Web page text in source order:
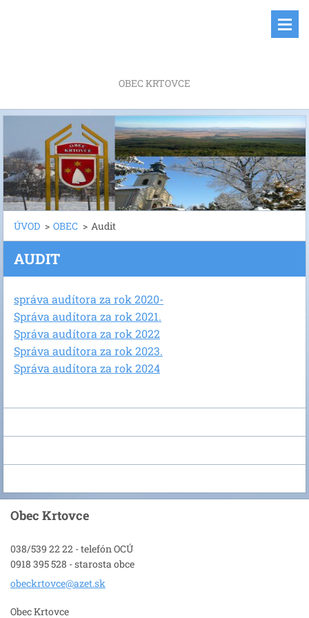
OBEC KRTOVCE
ÚVOD > OBEC > Audit
AUDIT
správa audítora za rok 2020-
Správa audítora za rok 2021.
Správa audítora za rok 2022
Správa audítora za rok 2023.
Správa audítora za rok 2024
Obec Krtovce
038/539 22 22 - telefón OCÚ
0918 395 528 - starosta obce
obeckrtovce@azet.sk
Obec Krtovce